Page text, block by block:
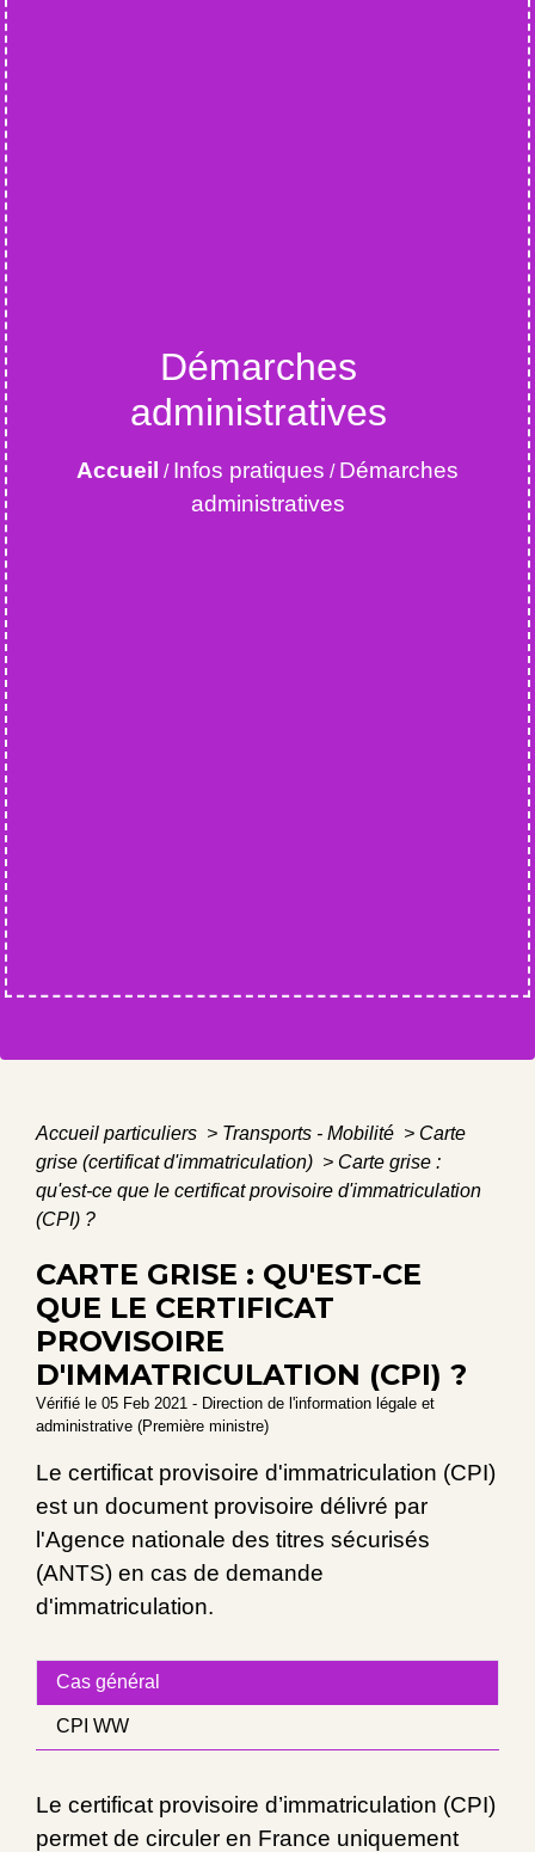
Démarches
administratives
Accueil / Infos pratiques / Démarches
administratives
Accueil particuliers > Transports - Mobilité > Carte
grise (certificat d'immatriculation) > Carte grise :
qu'est-ce que le certificat provisoire d'immatriculation
(CPI) ?
CARTE GRISE : QU'EST-CE
QUE LE CERTIFICAT
PROVISOIRE
D'IMMATRICULATION (CPI) ?
Vérifié le 05 Feb 2021 - Direction de l'information légale et
administrative (Première ministre)
Le certificat provisoire d'immatriculation (CPI)
est un document provisoire délivré par
l'Agence nationale des titres sécurisés
(ANTS) en cas de demande
d'immatriculation.
Cas général
CPI WW
Le certificat provisoire d’immatriculation (CPI)
permet de circuler en France uniquement